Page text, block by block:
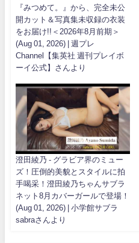
『みつめて。』から、完全未公
開カット＆写真集未収録の衣装
をお届け!!＜2026年8月前期＞
(Aug 01, 2026) | 週プレ
Channel【集英社 週刊プレイボ
ーイ公式】さんより
澄田綾乃 - グラビア界のミュー
ズ！圧倒的美貌とスタイルに拍
手喝采！澄田綾乃ちゃんサブラ
ネット8月カバーガールで登場！
(Aug 01, 2026) | 小学館サブラ
sabraさんより